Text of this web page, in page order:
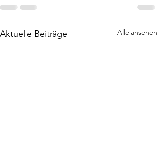
Aktuelle Beiträge Alle ansehen